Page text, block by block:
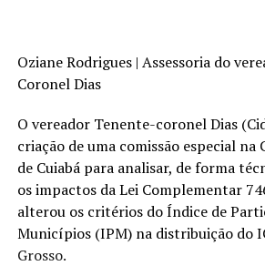
Oziane Rodrigues | Assessoria do
Coronel Dias
O vereador Tenente-coronel Dias
criação de uma comissão especial na
de Cuiabá para analisar, de forma
os impactos da Lei Complementar
alterou os critérios do Índice de
Municípios (IPM) na distribuição do
Grosso.